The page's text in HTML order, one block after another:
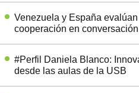
Venezuela y España
cooperación en
#Perfil Daniela Blanco:
desde las aulas de la USB